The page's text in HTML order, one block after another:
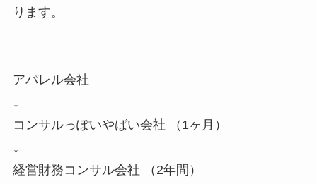
ります。
アパレル会社
↓
コンサルっぽいやばい会社 （1ヶ月）
↓
経営財務コンサル会社 （2年間）